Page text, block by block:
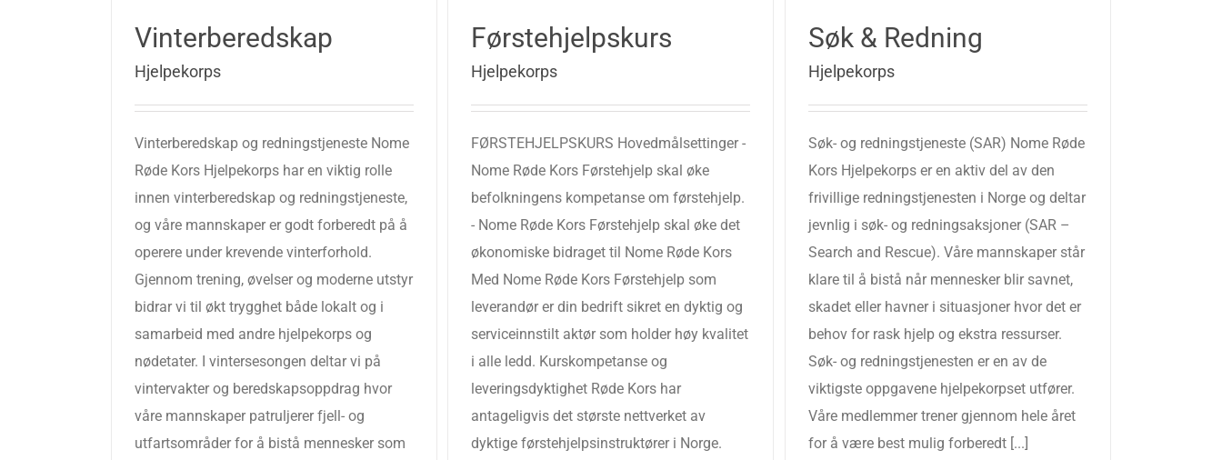
Vinterberedskap
Hjelpekorps
Vinterberedskap og redningstjeneste Nome
Røde Kors Hjelpekorps har en viktig rolle
innen vinterberedskap og redningstjeneste,
og våre mannskaper er godt forberedt på å
operere under krevende vinterforhold.
Gjennom trening, øvelser og moderne utstyr
bidrar vi til økt trygghet både lokalt og i
samarbeid med andre hjelpekorps og
nødetater. I vintersesongen deltar vi på
vintervakter og beredskapsoppdrag hvor
våre mannskaper patruljerer fjell- og
utfartsområder for å bistå mennesker som
Førstehjelpskurs
Hjelpekorps
FØRSTEHJELPSKURS Hovedmålsettinger -
Nome Røde Kors Førstehjelp skal øke
befolkningens kompetanse om førstehjelp.
- Nome Røde Kors Førstehjelp skal øke det
økonomiske bidraget til Nome Røde Kors
Med Nome Røde Kors Førstehjelp som
leverandør er din bedrift sikret en dyktig og
serviceinnstilt aktør som holder høy kvalitet
i alle ledd. Kurskompetanse og
leveringsdyktighet Røde Kors har
antageligvis det største nettverket av
dyktige førstehjelpsinstruktører i Norge.
Søk & Redning
Hjelpekorps
Søk- og redningstjeneste (SAR) Nome Røde
Kors Hjelpekorps er en aktiv del av den
frivillige redningstjenesten i Norge og deltar
jevnlig i søk- og redningsaksjoner (SAR –
Search and Rescue). Våre mannskaper står
klare til å bistå når mennesker blir savnet,
skadet eller havner i situasjoner hvor det er
behov for rask hjelp og ekstra ressurser.
Søk- og redningstjenesten er en av de
viktigste oppgavene hjelpekorpset utfører.
Våre medlemmer trener gjennom hele året
for å være best mulig forberedt [...]